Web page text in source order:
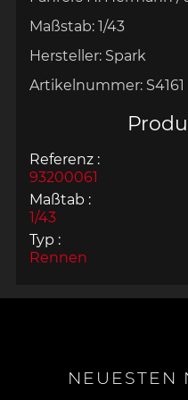
Maßstab: 1/43
Hersteller: Spark
Artikelnummer: S4161
Referenz :
93200061
Maßtab :
1/43
Typ :
Rennen
NEUESTEN